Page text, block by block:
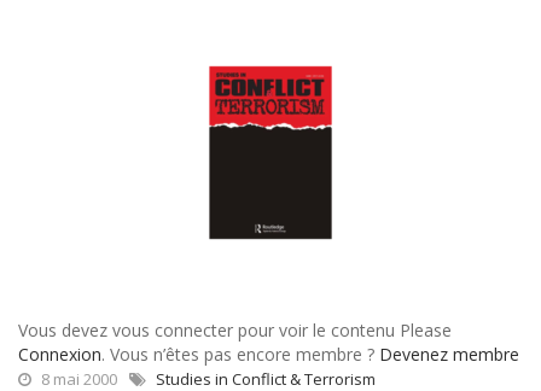
Vous devez vous connecter pour voir le contenu Please
Connexion. Vous n’êtes pas encore membre ? Devenez membre
8 mai 2000
Studies in Conflict & Terrorism